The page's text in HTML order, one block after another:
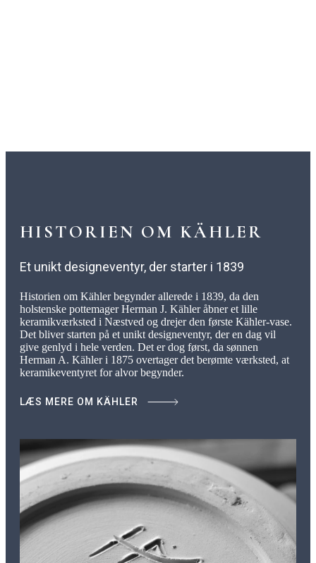
HISTORIEN OM KÄHLER
Et unikt designeventyr, der starter i 1839
Historien om Kähler begynder allerede i 1839, da den
holstenske pottemager Herman J. Kähler åbner et lille
keramikværksted i Næstved og drejer den første Kähler-vase.
Det bliver starten på et unikt designeventyr, der en dag vil
give genlyd i hele verden. Det er dog først, da sønnen
Herman A. Kähler i 1875 overtager det berømte værksted, at
keramikeventyret for alvor begynder.
LÆS MERE OM KÄHLER